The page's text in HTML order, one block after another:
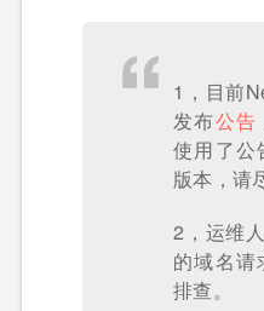
1，目前
发布公告
使用了公
版本，请
2，运维
的域名请
排查。